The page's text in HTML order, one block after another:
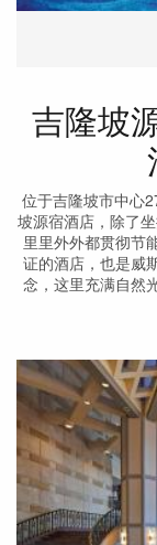
吉隆坡
位于吉隆坡市中心
坡源宿酒店，除了
里里外外都贯彻节
证的酒店，也是威
念，这里充满自然